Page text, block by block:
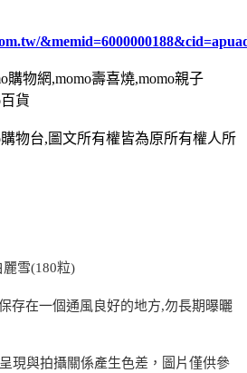
購物網,momo壽喜燒,momo親子
貨
物台,圖文所有權皆為原所有權人所
雪(180粒)
存在一個通風良好的地方,勿長期曝曬
現與拍攝關係產生色差，圖片僅供參